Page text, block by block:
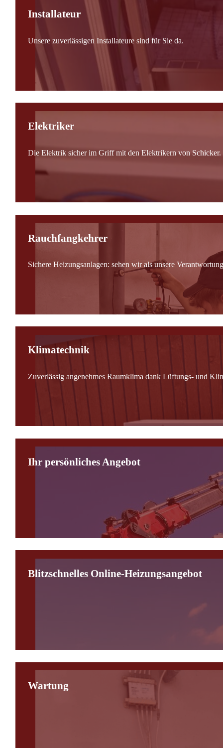
Installateur
Unsere zuverlässigen Installateure sind für Sie da.
Elektriker
Die Elektrik sicher im Griff mit den Elektrikern von Schicker.
Rauchfangkehrer
Sichere Heizungsanlagen: sehen wir als unsere
Klimatechnik
Zuverlässig angenehmes Raumklima dank Lüftungs- und
Ihr persönliches Angebot
Blitzschnelles Online-Heizungsangebot
Wartung